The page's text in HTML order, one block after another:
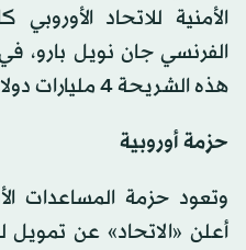
الأمنية للاتحاد
الفرنسي جان نويل بارو،
هذه الشريحة 4 مليارات دولار.
حزمة أوروبية